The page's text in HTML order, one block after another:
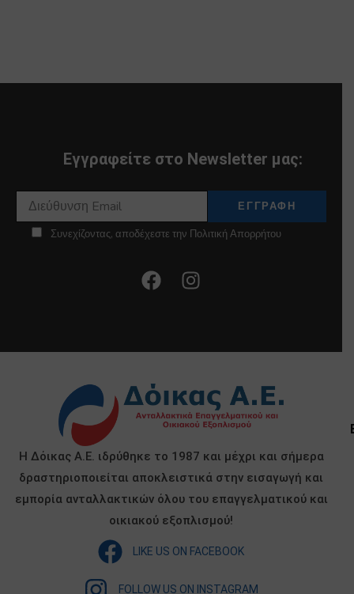
Εγγραφείτε στο Newsletter μας:
Συνεχίζοντας, αποδέχεστε την Πολιτική Απορρήτου
Η Δόικας Α.Ε. ιδρύθηκε το 1987 και μέχρι και σήμερα
δραστηριοποιείται αποκλειστικά στην εισαγωγή και
εμπορία ανταλλακτικών όλου του επαγγελματικού και
οικιακού εξοπλισμού!
LIKE US ON FACEBOOK
FOLLOW US ON INSTAGRAM